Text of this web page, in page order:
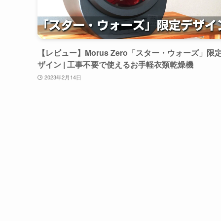
【レビュー】Morus Zero「スター・ウォーズ」限
ザイン | 工事不要で使えるお手軽衣類乾燥機
2023年2月14日